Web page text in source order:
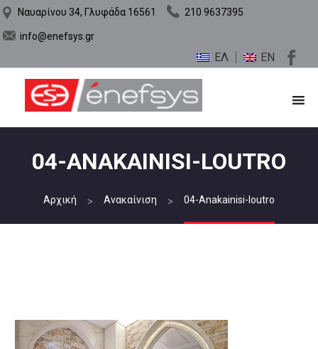
Ναυαρίνου 34, Γλυφάδα 16561 210 9637395
info@enefsys.gr
ΕΛ EN
04-ANAKAINISI-LOUTRO
Αρχική Ανακαίνιση 04-Anakainisi-loutro